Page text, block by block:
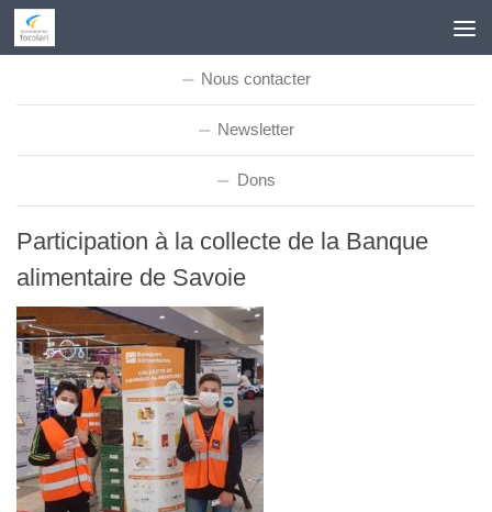
Skip to content
Nous contacter
Newsletter
Dons
Participation à la collecte de la Banque
alimentaire de Savoie